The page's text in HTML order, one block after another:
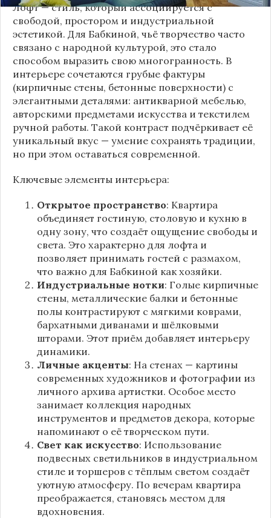
Лофт — стиль, который ассоциируется с
свободой, простором и индустриальной
эстетикой. Для Бабкиной, чьё творчество часто
связано с народной культурой, это стало
способом выразить свою многогранность. В
интерьере сочетаются грубые фактуры
(кирпичные стены, бетонные поверхности) с
элегантными деталями: антикварной мебелью,
авторскими предметами искусства и текстилем
ручной работы. Такой контраст подчёркивает её
уникальный вкус — умение сохранять традиции,
но при этом оставаться современной.
Ключевые элементы интерьера:
Открытое пространство: Квартира
объединяет гостиную, столовую и кухню в
одну зону, что создаёт ощущение свободы и
света. Это характерно для лофта и
позволяет принимать гостей с размахом,
что важно для Бабкиной как хозяйки.
Индустриальные нотки: Голые кирпичные
стены, металлические балки и бетонные
полы контрастируют с мягкими коврами,
бархатными диванами и шёлковыми
шторами. Этот приём добавляет интерьеру
динамики.
Личные акценты: На стенах — картины
современных художников и фотографии из
личного архива артистки. Особое место
занимает коллекция народных
инструментов и предметов декора, которые
напоминают о её творческом пути.
Свет как искусство: Использование
подвесных светильников в индустриальном
стиле и торшеров с тёплым светом создаёт
уютную атмосферу. По вечерам квартира
преображается, становясь местом для
вдохновения.